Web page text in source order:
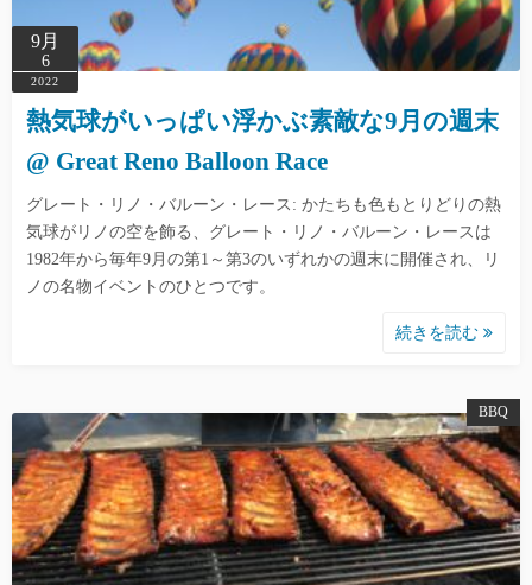
9月
6
2022
熱気球がいっぱい浮かぶ素敵な9月の週末
@ Great Reno Balloon Race
グレート・リノ・バルーン・レース: かたちも色もとりどりの熱
気球がリノの空を飾る、グレート・リノ・バルーン・レースは
1982年から毎年9月の第1～第3のいずれかの週末に開催され、リ
ノの名物イベントのひとつです。
続きを読む
BBQ